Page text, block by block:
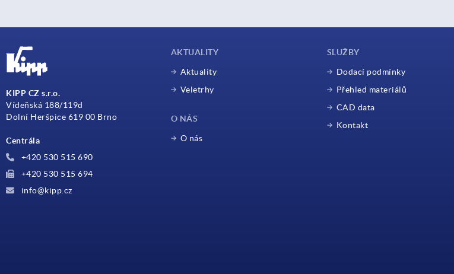
KIPP CZ s.r.o.
Vídeňská 188/119d
Dolní Heršpice 619 00 Brno
Centrála
+420 530 515 690
+420 530 515 694
info@kipp.cz
AKTUALITY
Aktuality
Veletrhy
O NÁS
O nás
SLUŽBY
Dodací podmínky
Přehled materiálů
CAD data
Kontakt